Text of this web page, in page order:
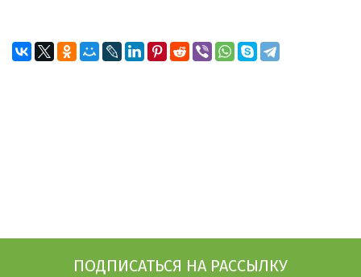
ПОДПИСАТЬСЯ НА РАССЫЛКУ